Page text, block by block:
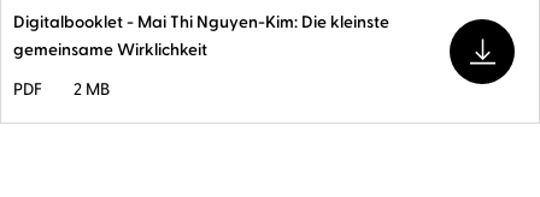
Digitalbooklet - Mai Thi Nguyen-Kim: Die kleinste
gemeinsame Wirklichkeit
PDF
2 MB